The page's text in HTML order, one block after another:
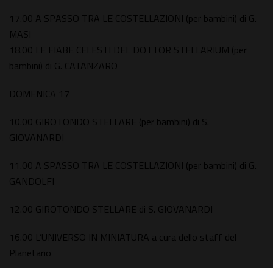
17.00 A SPASSO TRA LE COSTELLAZIONI (per bambini) di G.
MASI
18.00 LE FIABE CELESTI DEL DOTTOR STELLARIUM (per
bambini) di G. CATANZARO
DOMENICA 17
10.00 GIROTONDO STELLARE (per bambini) di S.
GIOVANARDI
11.00 A SPASSO TRA LE COSTELLAZIONI (per bambini) di G.
GANDOLFI
12.00 GIROTONDO STELLARE di S. GIOVANARDI
16.00 L’UNIVERSO IN MINIATURA a cura dello staff del
Planetario